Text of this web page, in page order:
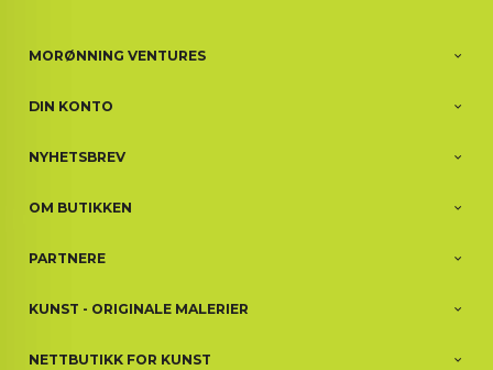
MORØNNING VENTURES
DIN KONTO
NYHETSBREV
OM BUTIKKEN
PARTNERE
KUNST - ORIGINALE MALERIER
NETTBUTIKK FOR KUNST